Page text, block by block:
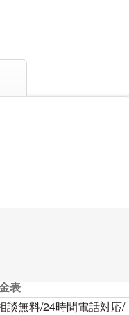
表
談無料/24時間電話対応/